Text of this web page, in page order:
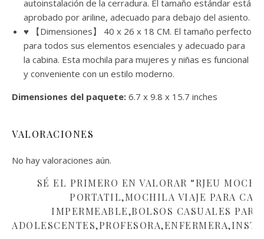
autoinstalación de la cerradura. El tamaño estándar está
aprobado por ariline, adecuado para debajo del asiento.
♥ 【Dimensiones】 40 x 26 x 18 CM. El tamaño perfecto
para todos sus elementos esenciales y adecuado para
la cabina. Esta mochila para mujeres y niñas es funcional
y conveniente con un estilo moderno.
Dimensiones del paquete: 6.7 x 9.8 x 15.7 inches
VALORACIONES
No hay valoraciones aún.
SÉ EL PRIMERO EN VALORAR “RJEU
PORTATIL,MOCHILA VIAJE PARA
IMPERMEABLE,BOLSOS CASUALES